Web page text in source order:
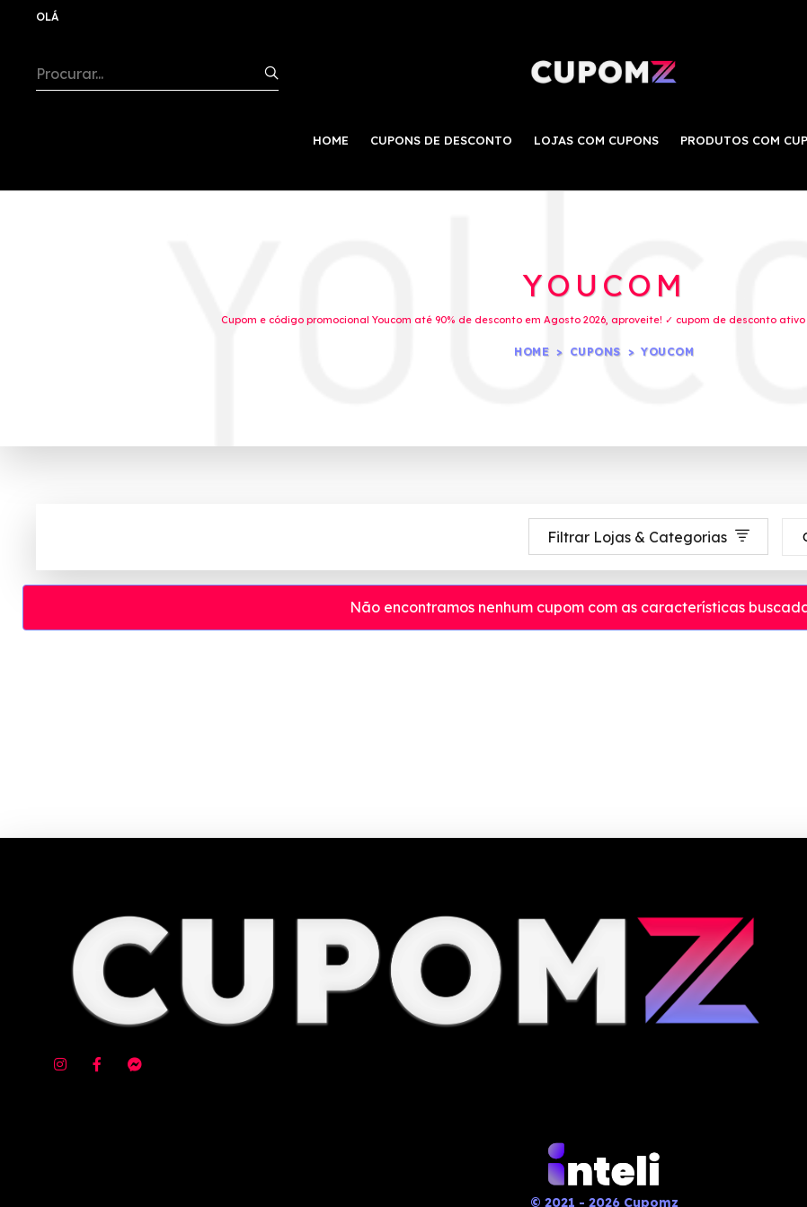
OLÁ
HOME CUPONS DE DESCONTO LOJAS COM CUPONS PRODUTOS COM
YOUCOM
Cupom e código promocional Youcom até 90% de desconto em Agosto 2026, aproveite! ✓ cupom de desconto
HOME CUPONS YOUCOM
Filtrar Lojas & Categorias
Não encontramos nenhum cupom com as características
© 2021 - 2026 Cupomz